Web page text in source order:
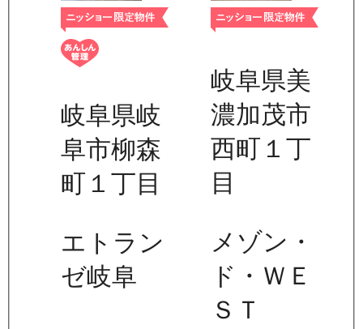
岐阜県岐
阜市柳森
町１丁目
エトラン
ゼ岐阜
岐阜県美
濃加茂市
西町１丁
目
メゾン・
ド・ＷＥ
ＳＴ